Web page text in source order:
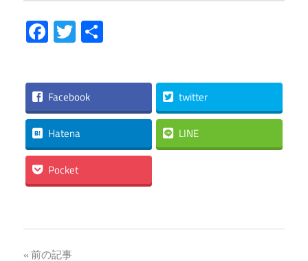
Facebook
Twitter
Facebook twitter
Hatena LINE
Pocket
前の記事